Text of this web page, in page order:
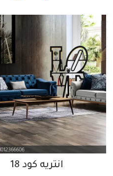
انتريه كود 18